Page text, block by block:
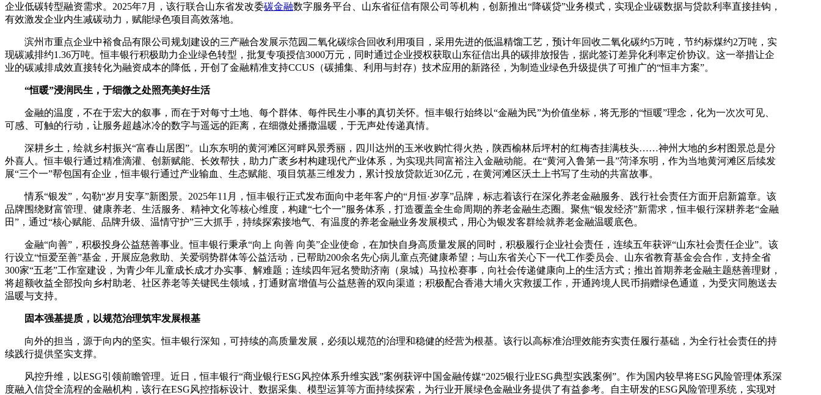
企业低碳转型融资需求。2025年7月，该行联合山东省发改委碳金融数字服务平台、山东省征信有限公司等机构，创新推出“降碳贷”业务模式，实现企业碳数据与贷款利率直接挂钩，
有效激发企业内生减碳动力，赋能绿色项目高效落地。
滨州市重点企业中裕食品有限公司规划建设的三产融合发展示范园二氧化碳综合回收利用项目，采用先进的低温精馏工艺，预计年回收二氧化碳约5万吨，节约标煤约2万吨，实
现碳减排约1.36万吨。恒丰银行积极助力企业绿色转型，批复专项授信3000万元，同时通过企业授权获取山东征信出具的碳排放报告，据此签订差异化利率定价协议。这一举措让企
业的碳减排成效直接转化为融资成本的降低，开创了金融精准支持CCUS（碳捕集、利用与封存）技术应用的新路径，为制造业绿色升级提供了可推广的“恒丰方案”。
“恒暖”浸润民生，于细微之处照亮美好生活
金融的温度，不在于宏大的叙事，而在于对每寸土地、每个群体、每件民生小事的真切关怀。恒丰银行始终以“金融为民”为价值坐标，将无形的“恒暖”理念，化为一次次可见、
可感、可触的行动，让服务超越冰冷的数字与遥远的距离，在细微处播撒温暖，于无声处传递真情。
深耕乡土，绘就乡村振兴“富春山居图”。山东东明的黄河滩区河畔风景秀丽，四川达州的玉米收购忙得火热，陕西榆林后坪村的红梅杏挂满枝头……神州大地的乡村图景总是分
外喜人。恒丰银行通过精准滴灌、创新赋能、长效帮扶，助力广袤乡村构建现代产业体系，为实现共同富裕注入金融动能。在“黄河入鲁第一县”菏泽东明，作为当地黄河滩区后续发
展“三个一”帮包国有企业，恒丰银行通过产业输血、生态赋能、项目筑基三维发力，累计投放贷款近30亿元，在黄河滩区沃土上书写了生动的共富故事。
情系“银发”，勾勒“岁月安享”新图景。2025年11月，恒丰银行正式发布面向中老年客户的“月恒·岁享”品牌，标志着该行在深化养老金融服务、践行社会责任方面开启新篇章。该
品牌围绕财富管理、健康养老、生活服务、精神文化等核心维度，构建“七个一”服务体系，打造覆盖全生命周期的养老金融生态圈。聚焦“银发经济”新需求，恒丰银行深耕养老“金融
田”，通过“核心赋能、品牌升级、温情守护”三大抓手，持续探索接地气、有温度的养老金融业务发展模式，用心为银发客群绘就养老金融温暖底色。
金融“向善”，积极投身公益慈善事业。恒丰银行秉承“向上 向善 向美”企业使命，在加快自身高质量发展的同时，积极履行企业社会责任，连续五年获评“山东社会责任企业”。该
行设立“恒爱至善”基金，开展应急救助、关爱弱势群体等公益活动，已帮助200余名先心病儿童点亮健康希望；与山东省关心下一代工作委员会、山东省教育基金会合作，支持全省
300家“五老”工作室建设，为青少年儿童成长成才办实事、解难题；连续四年冠名赞助济南（泉城）马拉松赛事，向社会传递健康向上的生活方式；推出首期养老金融主题慈善理财，
将超额收益全部投向乡村助老、社区养老等关键民生领域，打通财富增值与公益慈善的双向渠道；积极配合香港大埔火灾救援工作，开通跨境人民币捐赠绿色通道，为受灾同胞送去
温暖与支持。
固本强基提质，以规范治理筑牢发展根基
向外的担当，源于向内的坚实。恒丰银行深知，可持续的高质量发展，必须以规范的治理和稳健的经营为根基。该行以高标准治理效能夯实责任履行基础，为全行社会责任的持
续践行提供坚实支撑。
风控升维，以ESG引领前瞻管理。近日，恒丰银行“商业银行ESG风控体系升维实践”案例获评中国金融传媒“2025银行业ESG典型实践案例”。作为国内较早将ESG风险管理体系深
度融入信贷全流程的金融机构，该行在ESG风控指标设计、数据采集、模型运算等方面持续探索，为行业开展绿色金融业务提供了有益参考。自主研发的ESG风险管理系统，实现对